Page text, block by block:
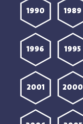
1989
1990
1995
1996
2000
2001